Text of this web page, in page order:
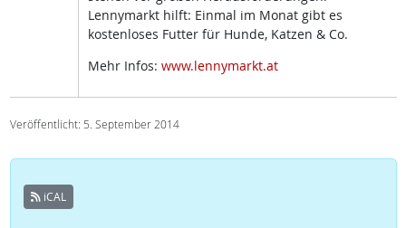
Lennymarkt hilft: Einmal im Monat gibt es
kostenloses Futter für Hunde, Katzen & Co.
Mehr Infos: www.lennymarkt.at
Veröffentlicht: 5. September 2014
iCAL